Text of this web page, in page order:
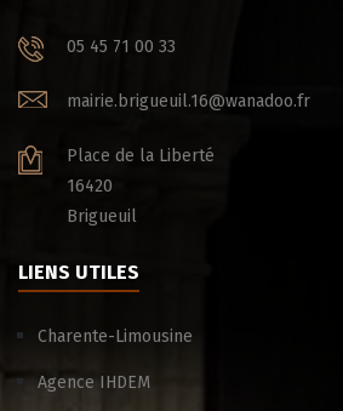
05 45 71 00 33
mairie.brigueuil.16@wanadoo.fr
Place de la Liberté
16420
Brigueuil
LIENS UTILES
Charente-Limousine
Agence IHDEM